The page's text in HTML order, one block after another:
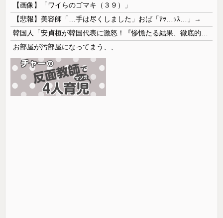
【画像】「ワイらのゴマキ（３９）」
【悲報】美容師「…手は尽くしました」おば「ｱｯ…ｯｽ…」→
お部屋が汚部屋になってまう、、